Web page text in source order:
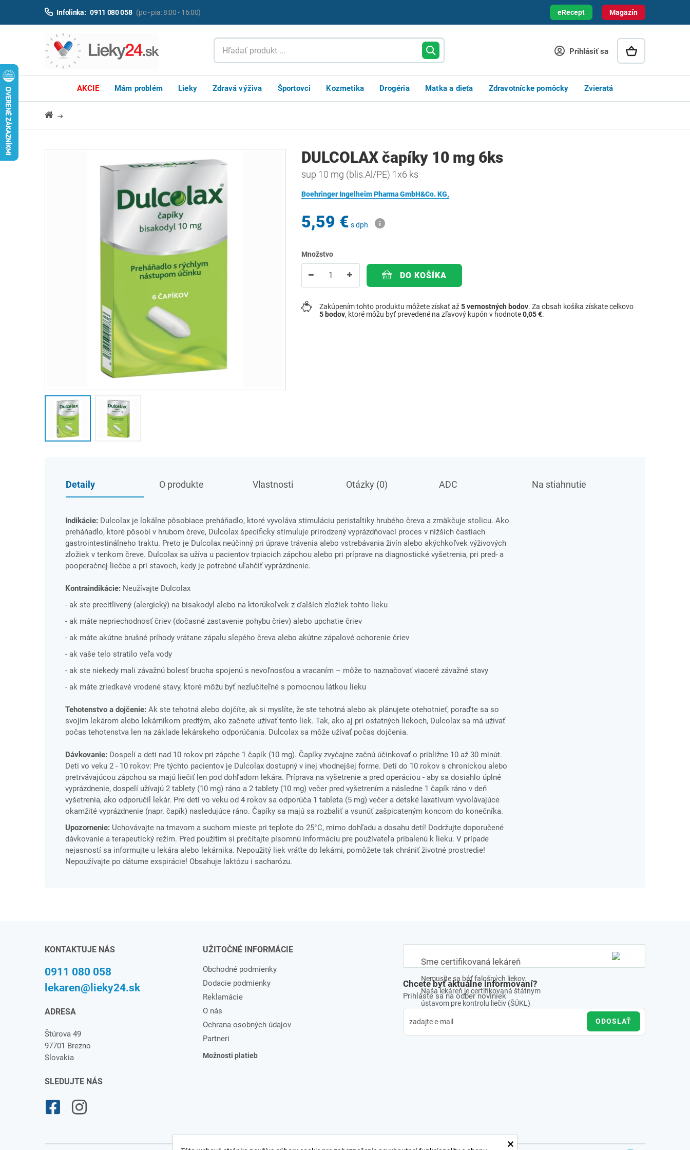
Magazín
Infolinka: 0911 080 058 (po - pia: 8:00 - 16:00) eRecept
Prihlásiť sa
AKCIE Mám problém Lieky Zdravá výživa Športovci Kozmetika Drogéria Matka a dieťa Zdravotnícke pomôcky Zvieratá
DULCOLAX čapíky 10 mg 6ks
sup 10 mg (blis.Al/PE) 1x6 ks
Boehringer Ingelheim Pharma GmbH&Co. KG,
5,59 € s dph
Množstvo
DO KOŠÍKA
Zakúpením tohto produktu môžete získať až5vernostných bodov. Za obsah košíka získate celkovo
5 bodov, ktoré môžu byť prevedené na zľavový kupón v hodnote0,05 €.
Detaily O produkte Vlastnosti Otázky (0) ADC Na stiahnutie
Indikácie: Dulcolax je lokálne pôsobiace preháňadlo, ktoré vyvoláva stimuláciu peristaltiky hrubého čreva a zmäkčuje stolicu. Ako
preháňadlo, ktoré pôsobí v hrubom čreve, Dulcolax špecificky stimuluje prirodzený vyprázdňovací proces v nižších častiach
gastrointestinálneho traktu. Preto je Dulcolax neúčinný pri úprave trávenia alebo vstrebávania živín alebo akýchkoľvek výživových
zložiek v tenkom čreve. Dulcolax sa užíva u pacientov trpiacich zápchou alebo pri príprave na diagnostické vyšetrenia, pri pred- a
pooperačnej liečbe a pri stavoch, kedy je potrebné uľahčiť vyprázdnenie.
Kontraindikácie: Neužívajte Dulcolax
- ak ste precitlivený (alergický) na bisakodyl alebo na ktorúkoľvek z ďalších zložiek tohto lieku
- ak máte nepriechodnosť čriev (dočasné zastavenie pohybu čriev) alebo upchatie čriev
- ak máte akútne brušné príhody vrátane zápalu slepého čreva alebo akútne zápalové ochorenie čriev
- ak vaše telo stratilo veľa vody
- ak ste niekedy mali závažnú bolesť brucha spojenú s nevoľnosťou a vracaním – môže to naznačovať viaceré závažné stavy
- ak máte zriedkavé vrodené stavy, ktoré môžu byť nezlučiteľné s pomocnou látkou lieku
Tehotenstvo a dojčenie: Ak ste tehotná alebo dojčíte, ak si myslíte, že ste tehotná alebo ak plánujete otehotnieť, poraďte sa so
svojím lekárom alebo lekárnikom predtým, ako začnete užívať tento liek. Tak, ako aj pri ostatných liekoch, Dulcolax sa má užívať
počas tehotenstva len na základe lekárskeho odporúčania. Dulcolax sa môže užívať počas dojčenia.
Dávkovanie: Dospelí a deti nad 10 rokov pri zápche 1 čapík (10 mg). Čapíky zvyčajne začnú účinkovať o približne 10 až 30 minút.
Deti vo veku 2 - 10 rokov: Pre týchto pacientov je Dulcolax dostupný v inej vhodnejšej forme. Deti do 10 rokov s chronickou alebo
pretrvávajúcou zápchou sa majú liečiť len pod dohľadom lekára. Príprava na vyšetrenie a pred operáciou - aby sa dosiahlo úplné
vyprázdnenie, dospelí užívajú 2 tablety (10 mg) ráno a 2 tablety (10 mg) večer pred vyšetrením a následne 1 čapík ráno v deň
vyšetrenia, ako odporučil lekár. Pre deti vo veku od 4 rokov sa odporúča 1 tableta (5 mg) večer a detské laxatívum vyvolávajúce
okamžité vyprázdnenie (napr. čapík) nasledujúce ráno. Čapíky sa majú sa rozbaliť a vsunúť zašpicateným koncom do konečníka.
Upozornenie: Uchovávajte na tmavom a suchom mieste pri teplote do 25°C, mimo dohľadu a dosahu detí! Dodržujte doporučené
dávkovanie a terapeutický režim. Pred použitím si prečítajte písomnú informáciu pre používateľa pribalenú k lieku. V prípade
nejasností sa informujte u lekára alebo lekárnika. Nepoužitý liek vráťte do lekárni, pomôžete tak chrániť životné prostredie!
Nepoužívajte po dátume exspirácie! Obsahuje laktózu i sacharózu.
Sme certifikovaná lekáreň
Nemusíte sa báť falošných liekov.
Naša lekáreň je certifikovaná štátnym
ústavom pre kontrolu liečiv (ŠÚKL)
KONTAKTUJE NÁS
0911 080 058
lekaren@lieky24.sk
ADRESA
Štúrova 49
97701 Brezno
Slovakia
SLEDUJTE NÁS
UŽITOČNÉ INFORMÁCIE
Obchodné podmienky
Dodacie podmienky
Reklamácie
O nás
Ochrana osobných údajov
Partneri
Možnosti platieb
Chcete byť aktuálne informovaní?
Prihláste sa na odber noviniek
ODOSLAŤ
×